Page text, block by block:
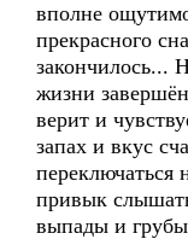
вполне
прекрасного
закончилось...
жизни
верит и
запах и вкус
переключаться
привык
выпады и